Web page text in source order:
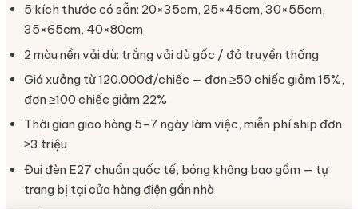
5 kích thước có sẵn: 20×35cm, 25×45cm, 30×55cm,
35×65cm, 40×80cm
2 màu nền vải dù: trắng vải dù gốc / đỏ truyền thống
Giá xưởng từ 120.000đ/chiếc — đơn ≥50 chiếc giảm 15%,
đơn ≥100 chiếc giảm 22%
Thời gian giao hàng 5-7 ngày làm việc, miễn phí ship đơn
≥3 triệu
Đui đèn E27 chuẩn quốc tế, bóng không bao gồm — tự
trang bị tại cửa hàng điện gần nhà